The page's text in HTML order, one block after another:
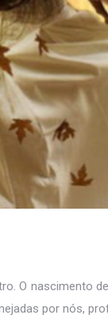
nascimento
por nós,